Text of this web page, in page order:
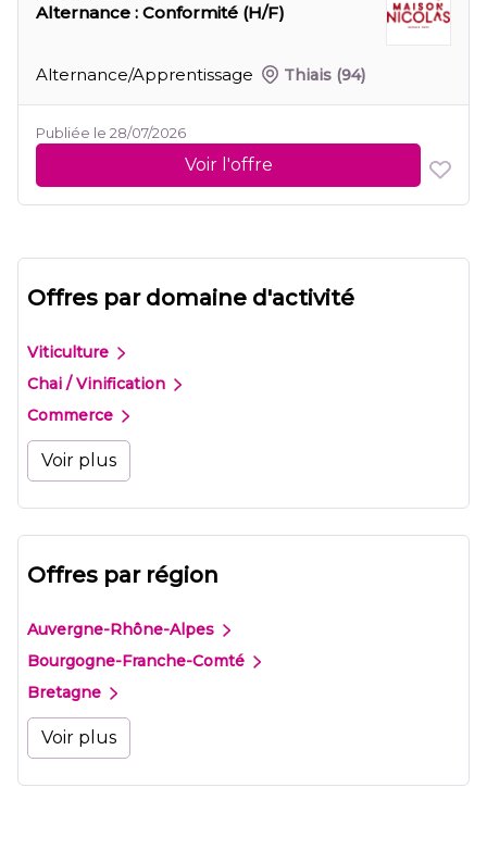
Alternance : Conformité (H/F)
Alternance/Apprentissage Thiais (94)
Publiée le 28/07/2026
Voir l'offre
Offres par domaine d'activité
Viticulture
Chai / Vinification
Commerce
Voir plus
Offres par région
Auvergne-Rhône-Alpes
Bourgogne-Franche-Comté
Bretagne
Voir plus